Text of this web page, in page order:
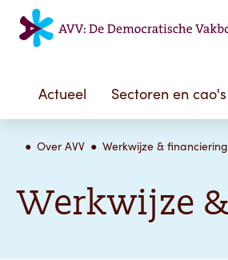
Actueel Sectoren en cao's
Over AVV Werkwijze & financiering
Werkwijze